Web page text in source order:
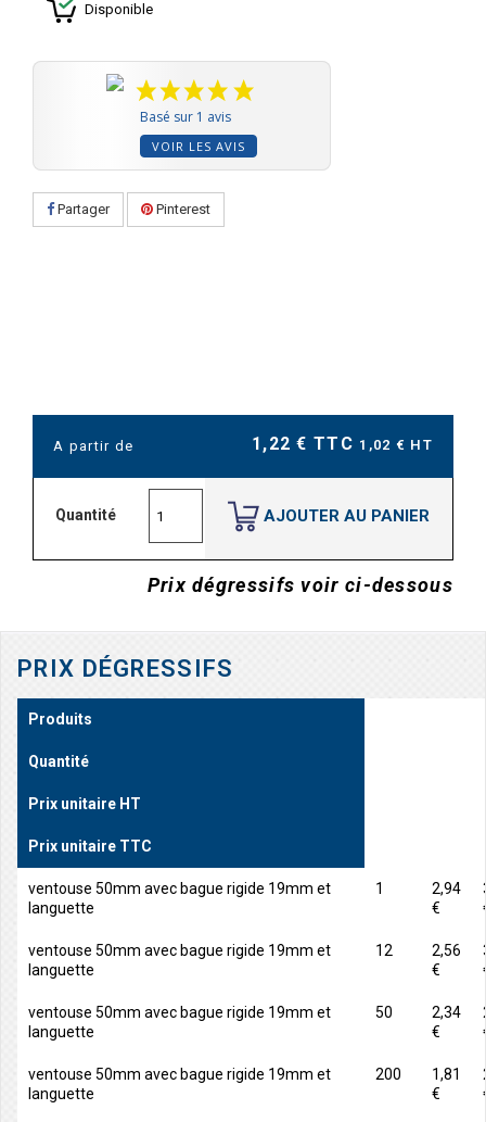
Disponible
Basé sur 1 avis
VOIR LES AVIS
Partager Pinterest
A partir de 1,22 € TTC 1,02 € HT
Quantité AJOUTER AU PANIER
Prix dégressifs voir ci-dessous
PRIX DÉGRESSIFS
Produits
Quantité
Prix unitaire HT
Prix unitaire TTC
ventouse 50mm avec bague rigide 19mm et
languette
1
2,94
€
ventouse 50mm avec bague rigide 19mm et
languette
12
2,56
€
ventouse 50mm avec bague rigide 19mm et
languette
50
2,34
€
ventouse 50mm avec bague rigide 19mm et
languette
200
1,81
€